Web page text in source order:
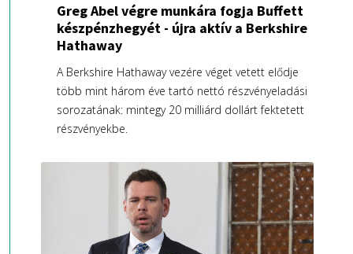
Greg Abel végre munkára fogja Buffett
készpénzhegyét - újra aktív a Berkshire
Hathaway
A Berkshire Hathaway vezére véget vetett elődje
több mint három éve tartó nettó részvényeladási
sorozatának: mintegy 20 milliárd dollárt fektetett
részvényekbe.